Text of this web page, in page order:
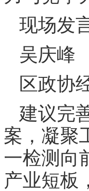
现场发
吴庆峰
区政协
建议完
案，凝聚
一检测向
产业短板